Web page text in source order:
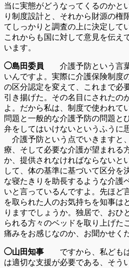
当に実態がどうなってくるのかと
り制度設計と、それから財源の権
てしっかりと調査の上に決定して
これからも国に対して意見を伝え
います。
◯島田委員 介護予防という言葉
いんですよ。実際に介護保険制度
の区分認定を変えて、これまで必
引き揚げた。その名目にされたの
よ。だから私は、制度で使われて
問題と一般的な介護予防の問題と
弁をしてはいけないというふうに
介護予防という点でいきますと
療、そして必要な介護が望まれる
か、提供されなければならないと
して、体の基準に基づいて区分を
な寝たきりを助長するような介護
いと言っているんですよ。先ほど
を取られた人のお気持ちを知事は
りますでしょうか。独居で、おひ
られる方々のベッドを取り上げた
痛みをお感じなのか、お聞かせく
◯山田知事 ですから、私どもは
は適切な支援が必要である、そう